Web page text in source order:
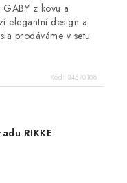
z kovu a
elegantní design a
prodáváme v setu
Kód: 34570108
RIKKE